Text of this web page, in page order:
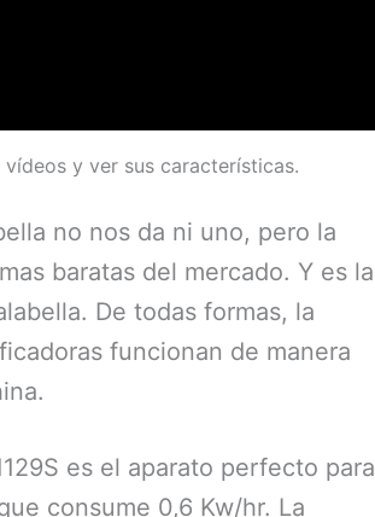
y ver sus características.
no nos da ni uno, pero la
baratas del mercado. Y es la
De todas formas, la
funcionan de manera
es el aparato perfecto para
consume 0,6 Kw/hr. La